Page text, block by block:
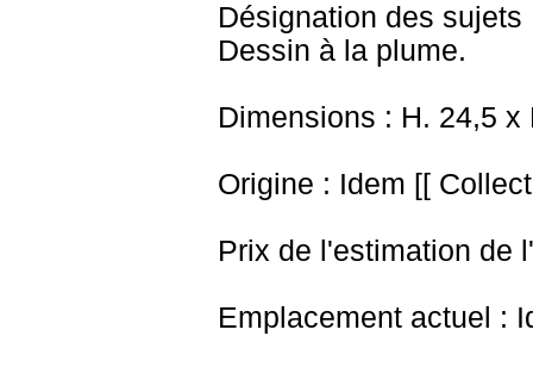
Désignation des
Dessin à la plume.
Dimensions : H. 24,5 x
Origine : Idem [[
Prix de l'estimation de
Emplacement actuel :